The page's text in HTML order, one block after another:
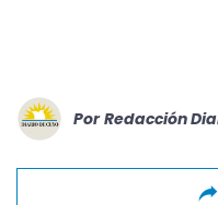
Por Redacción